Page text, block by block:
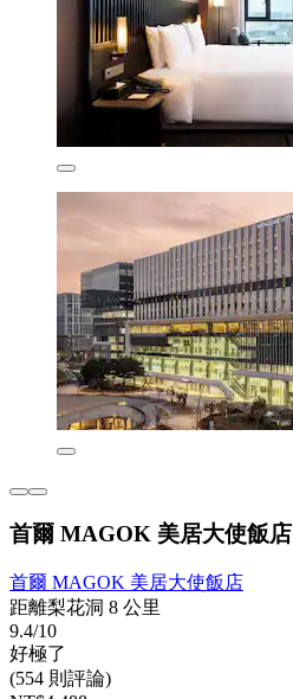
首爾 MAGOK 美居大使飯店
首爾 MAGOK 美居大使飯店
距離梨花洞 8 公里
9.4/10
好極了
(554 則評論)